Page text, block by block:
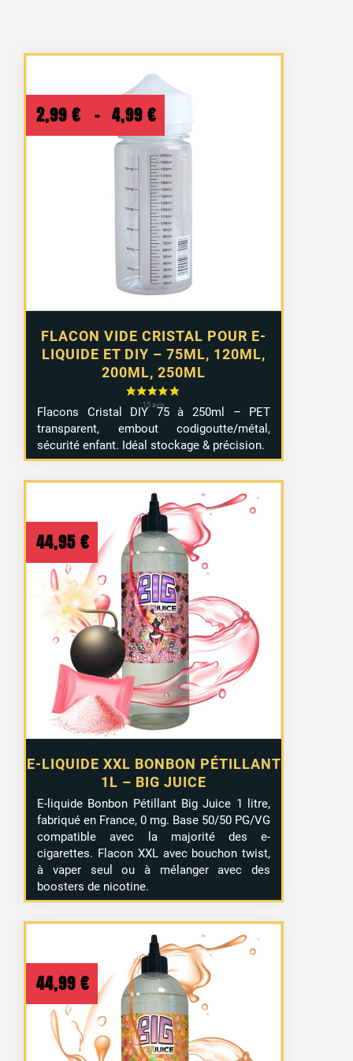
FLACON VIDE CRISTAL POUR E-
LIQUIDE ET DIY – 75ML, 120ML,
200ML, 250ML
2,99 € – 4,99 €
de
prix :
2,99 €
à
4,99 €
Flacons Cristal DIY 75 à 250ml – PET
transparent, embout codigoutte/métal,
sécurité enfant. Idéal stockage & précision.
E-LIQUIDE XXL BONBON PÉTILLANT
1L – BIG JUICE
44,95 €
E-liquide Bonbon Pétillant Big Juice 1 litre,
fabriqué en France, 0 mg. Base 50/50 PG/VG
compatible avec la majorité des e-
cigarettes. Flacon XXL avec bouchon twist,
à vaper seul ou à mélanger avec des
boosters de nicotine.
44,99 €